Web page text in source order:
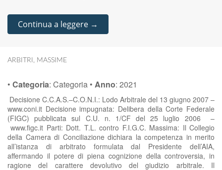
Continua a leggere →
ARBITRI , MASSIME
• Categoria: Categoria • Anno: 2021
Decisione C.C.A.S.–C.O.N.I.: Lodo Arbitrale del 13 giugno 2007 –
www.coni.it Decisione impugnata: Delibera della Corte Federale
(FIGC) pubblicata sul C.U. n. 1/CF del 25 luglio 2006 –
www.figc.it Parti: Dott. T.L. contro F.I.G.C. Massima: Il Collegio
della Camera di Conciliazione dichiara la competenza in merito
all’istanza di arbitrato formulata dal Presidente dell’AIA,
affermando il potere di piena cognizione della controversia, in
ragione del carattere devolutivo del giudizio arbitrale. Il